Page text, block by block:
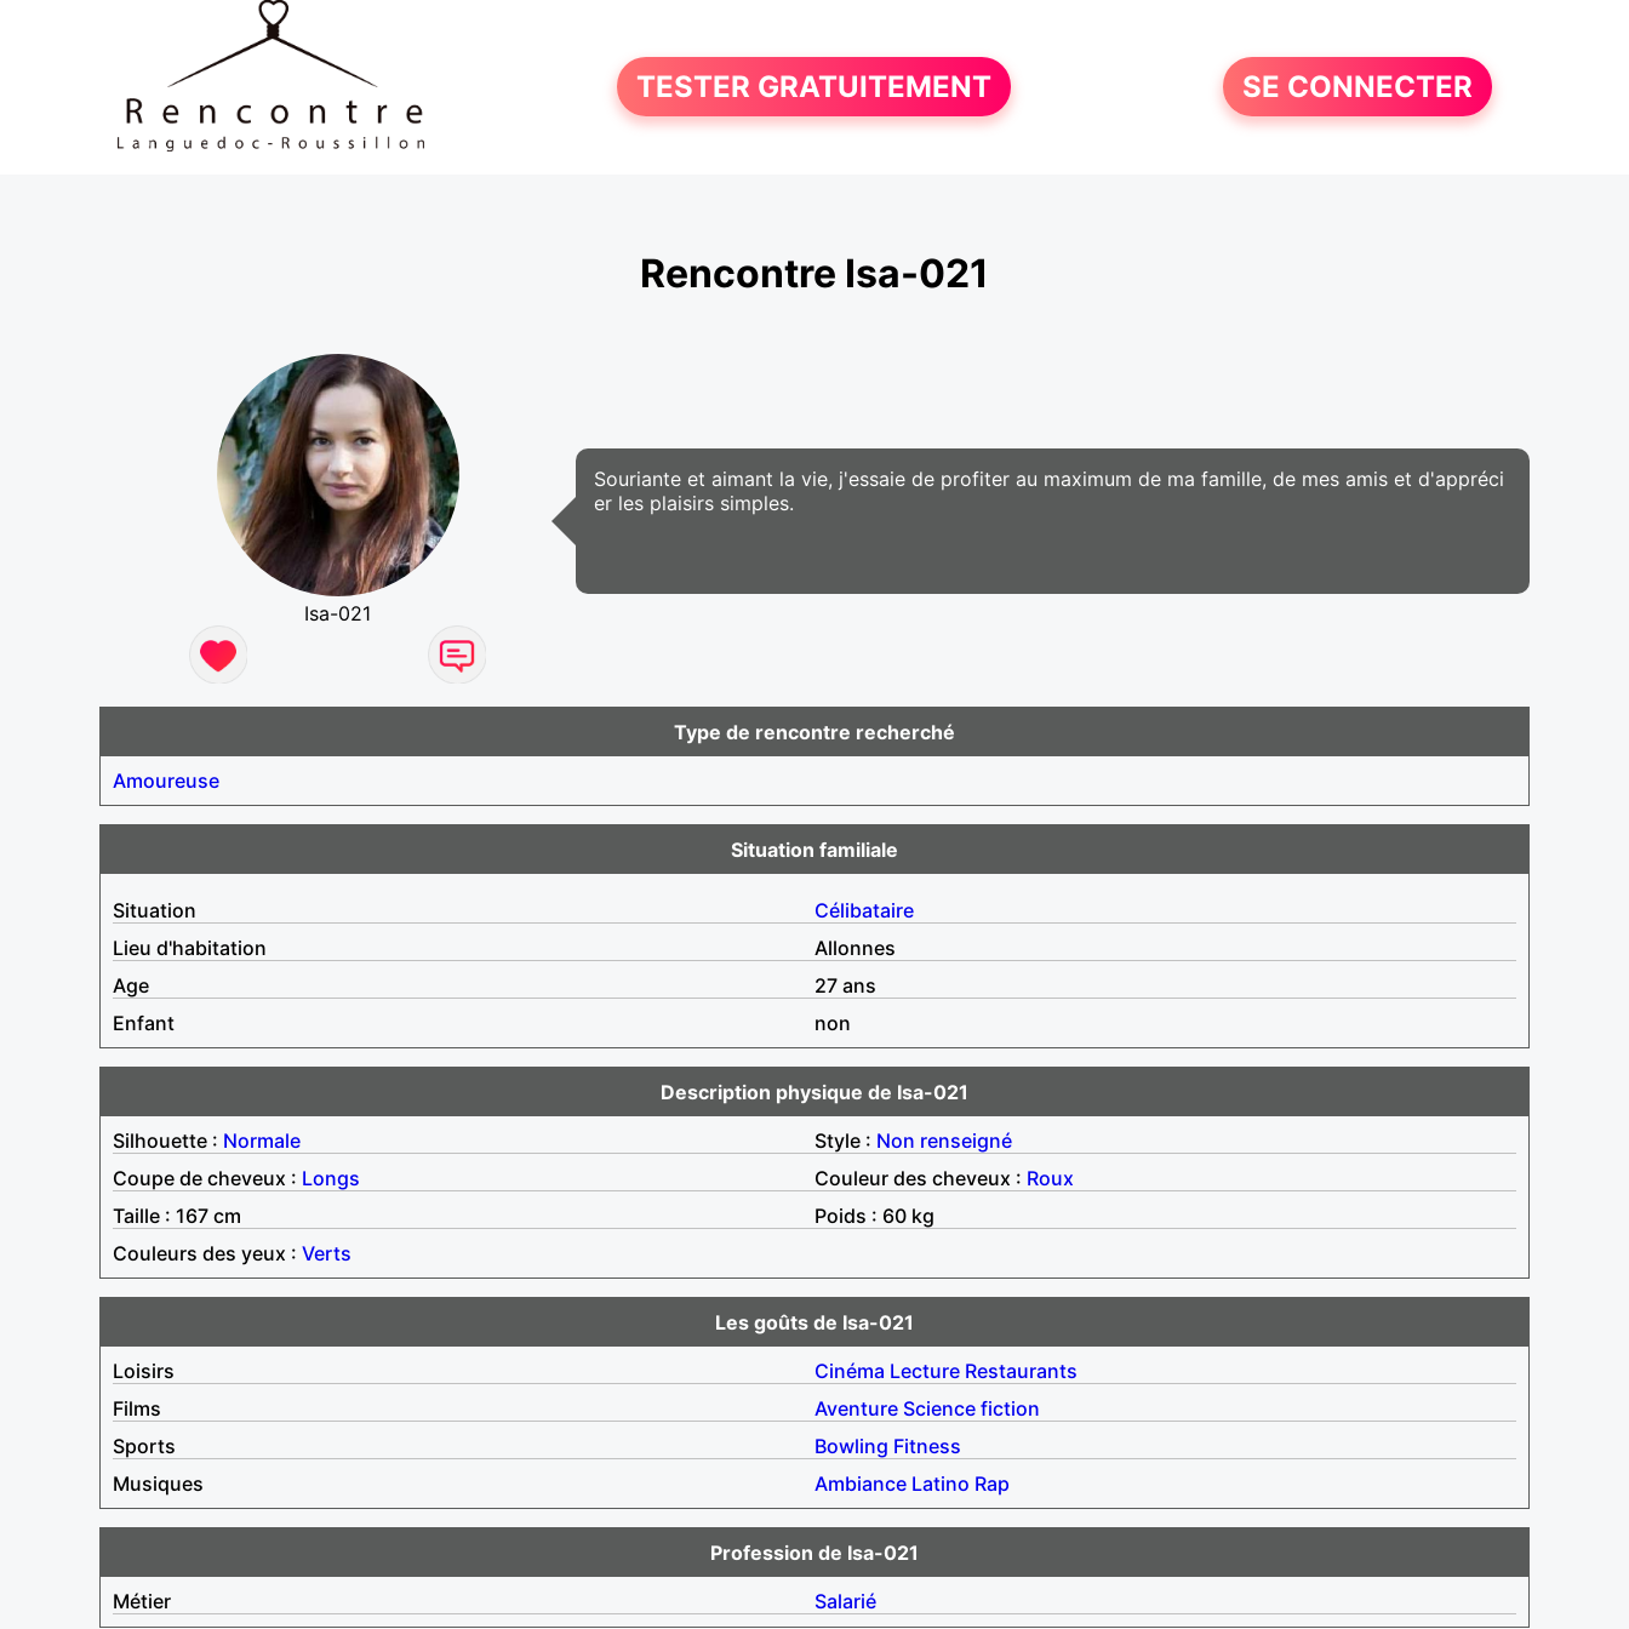
TESTER GRATUITEMENT SE CONNECTER
Rencontre Isa-021
Isa-021
Souriante et aimant la vie, j'essaie de profiter au maximum de ma famille, de mes amis et d'appréci
er les plaisirs simples.
Type de rencontre recherché
Amoureuse
Situation familiale
Situation
Célibataire
Lieu d'habitation
Allonnes
Age
27 ans
Enfant
non
Description physique de Isa-021
Silhouette : Normale Style : Non renseigné
Coupe de cheveux : Longs Couleur des cheveux : Roux
Taille : 167 cm
Poids : 60 kg
Couleurs des yeux : Verts
Les goûts de Isa-021
Loisirs
Cinéma Lecture Restaurants
Films
Aventure Science fiction
Sports
Bowling Fitness
Musiques
Ambiance Latino Rap
Profession de Isa-021
Métier
Salarié